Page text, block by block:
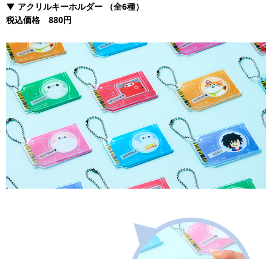
▼ アクリルキーホルダー
（全6種）
税込価格 880円